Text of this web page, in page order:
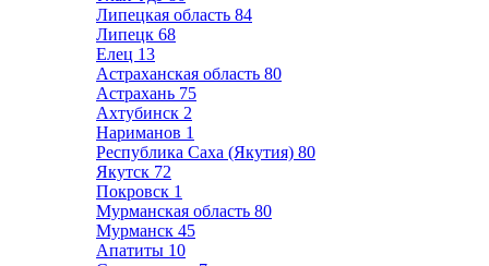
Липецкая область 84
Липецк 68
Елец 13
Астраханская область 80
Астрахань 75
Ахтубинск 2
Нариманов 1
Республика Саха (Якутия) 80
Якутск 72
Покровск 1
Мурманская область 80
Мурманск 45
Апатиты 10